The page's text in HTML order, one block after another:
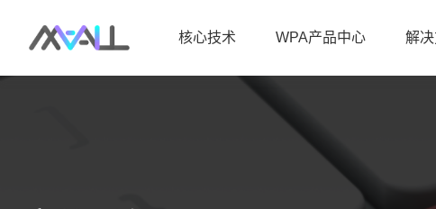
核心技术 WPA产品中心 解